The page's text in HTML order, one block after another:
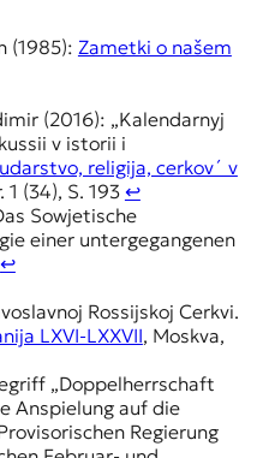
(1985): Zametki o našem
(2016): „Kalendarnyj
v istorii i
religija, cerkov´ v
1 (34), S. 193 ↩︎
Sowjetische
einer untergegangenen
↩︎
Rossijskoj Cerkvi.
LXVI-LXXVII, Moskva,
„Doppelherrschaft
Anspielung auf die
Regierung